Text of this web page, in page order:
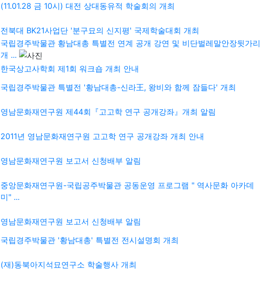
(11.01.28 금 10시) 대전 상대동유적 학술회의 개최
전북대 BK21사업단 '분구묘의 신지평' 국제학술대회 개최
국립경주박물관 황남대총 특별전 연계 공개 강연 및 비단벌레말안장뒷가리
개 ...
한국상고사학회 제1회 워크숍 개최 안내
국립경주박물관 특별전 '황남대총-신라王, 왕비와 함께 잠들다' 개최
영남문화재연구원 제44회『고고학 연구 공개강좌』개최 알림
2011년 영남문화재연구원 고고학 연구 공개강좌 개최 안내
영남문화재연구원 보고서 신청배부 알림
중앙문화재연구원-국립공주박물관 공동운영 프로그램 " 역사문화 아카데
미" ...
영남문화재연구원 보고서 신청배부 알림
국립경주박물관 '황남대총' 특별전 전시설명회 개최
(재)동북아지석묘연구소 학술행사 개최